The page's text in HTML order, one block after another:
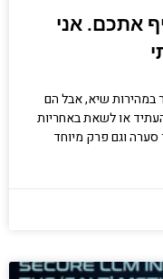
אתכם. אני
במהירות שיא, אבל הם
או לשאת באחריות
וגם פרק מיוחד